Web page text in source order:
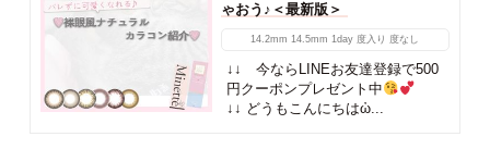
ゃおう♪＜最新版＞
14.2mm 14.5mm 1day 度入り 度なし
↓↓ 今ならLINEお友達登録で500
円クーポンプレゼント中
↓↓ どうもこんにちはὠ...